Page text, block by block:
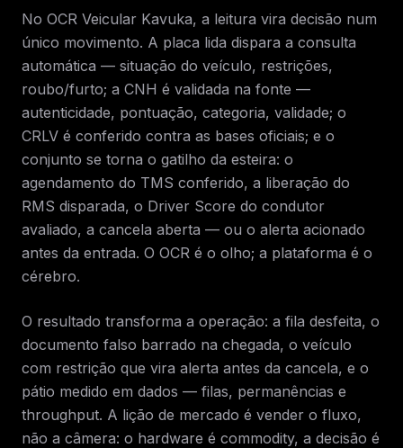
No OCR Veicular Kavuka, a leitura vira decisão num
único movimento. A placa lida dispara a consulta
automática — situação do veículo, restrições,
roubo/furto; a CNH é validada na fonte —
autenticidade, pontuação, categoria, validade; o
CRLV é conferido contra as bases oficiais; e o
conjunto se torna o gatilho da esteira: o
agendamento do TMS conferido, a liberação do
RMS disparada, o Driver Score do condutor
avaliado, a cancela aberta — ou o alerta acionado
antes da entrada. O OCR é o olho; a plataforma é o
cérebro.
O resultado transforma a operação: a fila desfeita, o
documento falso barrado na chegada, o veículo
com restrição que vira alerta antes da cancela, e o
pátio medido em dados — filas, permanências e
throughput. A lição de mercado é vender o fluxo,
não a câmera: o hardware é commodity, a decisão é